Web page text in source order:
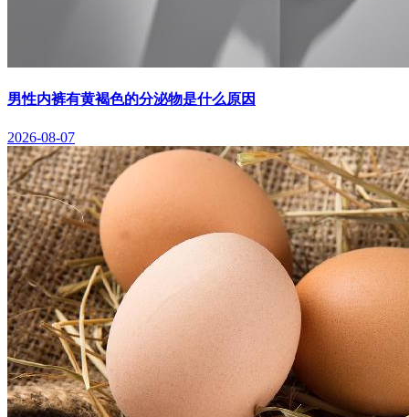
男性内裤有黄褐色的分泌物是什么原因
2026-08-07